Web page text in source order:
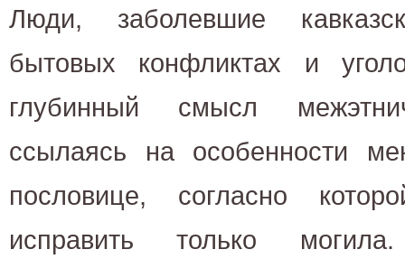
Люди, заболевшие
бытовых конфликтах и
глубинный смысл
ссылаясь на особенности
пословице, согласно
исправить только